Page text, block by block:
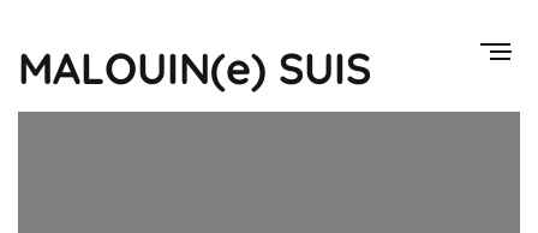
MALOUIN(e) SUIS